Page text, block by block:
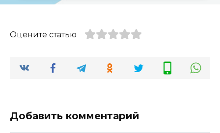
Оцените статью
Добавить комментарий